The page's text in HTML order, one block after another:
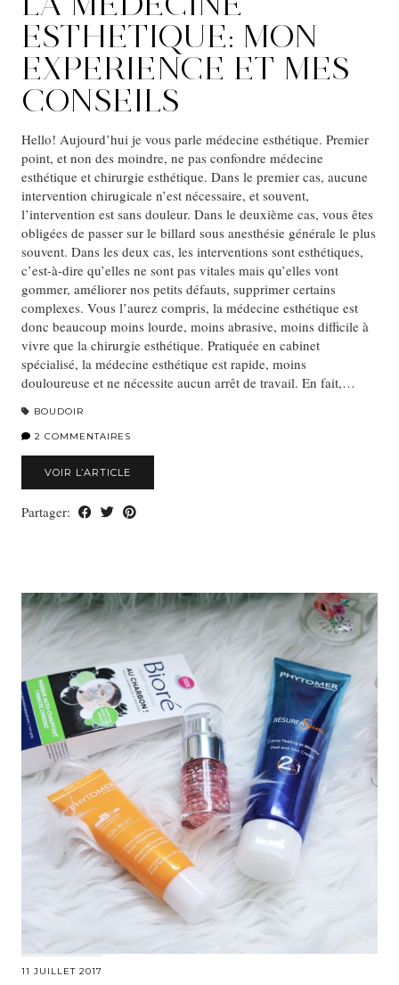
ESTHETIQUE: MON
EXPERIENCE ET MES
CONSEILS
Hello! Aujourd’hui je vous parle médecine esthétique. Premier
point, et non des moindre, ne pas confondre médecine
esthétique et chirurgie esthétique. Dans le premier cas, aucune
intervention chirugicale n’est nécessaire, et souvent,
l’intervention est sans douleur. Dans le deuxième cas, vous êtes
obligées de passer sur le billard sous anesthésie générale le plus
souvent. Dans les deux cas, les interventions sont esthétiques,
c’est-à-dire qu’elles ne sont pas vitales mais qu’elles vont
gommer, améliorer nos petits défauts, supprimer certains
complexes. Vous l’aurez compris, la médecine esthétique est
donc beaucoup moins lourde, moins abrasive, moins difficile à
vivre que la chirurgie esthétique. Pratiquée en cabinet
spécialisé, la médecine esthétique est rapide, moins
douloureuse et ne nécessite aucun arrêt de travail. En fait,…
BOUDOIR
2 COMMENTAIRES
VOIR L’ARTICLE
Partager:
11 JUILLET 2017